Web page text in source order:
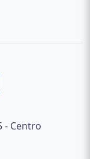
- Centro